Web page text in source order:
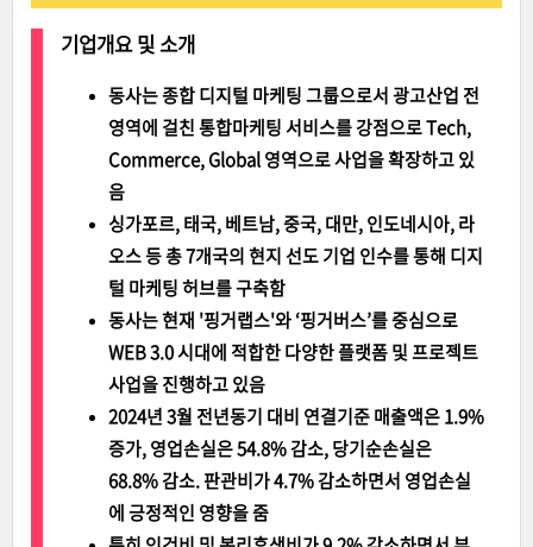
기업개요 및 소개
동사는 종합 디지털 마케팅 그룹으로서 광고산업 전
영역에 걸친 통합마케팅 서비스를 강점으로 Tech,
Commerce, Global 영역으로 사업을 확장하고 있
음
싱가포르, 태국, 베트남, 중국, 대만, 인도네시아, 라
오스 등 총 7개국의 현지 선도 기업 인수를 통해 디지
털 마케팅 허브를 구축함
동사는 현재 '핑거랩스'와 ‘핑거버스’를 중심으로
WEB 3.0 시대에 적합한 다양한 플랫폼 및 프로젝트
사업을 진행하고 있음
2024년 3월 전년동기 대비 연결기준 매출액은 1.9%
증가, 영업손실은 54.8% 감소, 당기순손실은
68.8% 감소. 판관비가 4.7% 감소하면서 영업손실
에 긍정적인 영향을 줌